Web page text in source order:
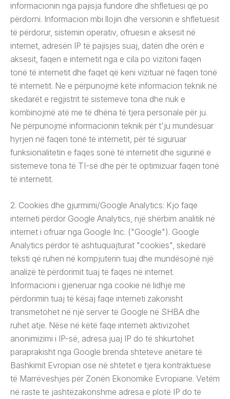
informacionin nga pajisja fundore dhe shfletuesi që po
përdorni. Informacion mbi llojin dhe versionin e shfletuesit
të përdorur, sistemin operativ, ofruesin e aksesit në
internet, adresën IP të pajisjes suaj, datën dhe orën e
aksesit, faqen e internetit nga e cila po vizitoni faqen
tonë të internetit dhe faqet që keni vizituar në faqen tonë
të internetit. Ne e përpunojmë këtë informacion teknik në
skedarët e regjistrit të sistemeve tona dhe nuk e
kombinojmë atë me të dhëna të tjera personale për ju.
Ne përpunojmë informacionin teknik për t'ju mundësuar
hyrjen në faqen tonë të internetit, për të siguruar
funksionalitetin e faqes sonë të internetit dhe sigurinë e
sistemeve tona të TI-së dhe për të optimizuar faqen tonë
të internetit.
2. Cookies dhe gjurmimi/Google Analytics: Kjo faqe
interneti përdor Google Analytics, një shërbim analitik në
internet i ofruar nga Google Inc. ("Google"). Google
Analytics përdor të ashtuquajturat "cookies", skedarë
teksti që ruhen në kompjuterin tuaj dhe mundësojnë një
analizë të përdorimit tuaj të faqes në internet.
Informacioni i gjeneruar nga cookie në lidhje me
përdorimin tuaj të kësaj faqe interneti zakonisht
transmetohet në një server të Google në SHBA dhe
ruhet atje. Nëse në këtë faqe interneti aktivizohet
anonimizimi i IP-së, adresa juaj IP do të shkurtohet
paraprakisht nga Google brenda shteteve anëtare të
Bashkimit Evropian ose në shtetet e tjera kontraktuese
të Marrëveshjes për Zonën Ekonomike Evropiane. Vetëm
në raste të jashtëzakonshme adresa e plotë IP do të